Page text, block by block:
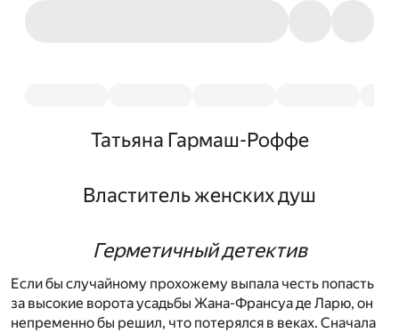
Татьяна Гармаш-Роффе
Властитель женских душ
Герметичный детектив
Если бы случайному прохожему выпала честь попасть
за высокие ворота усадьбы Жана-Франсуа де Ларю, он
непременно бы решил, что потерялся в веках. Сначала